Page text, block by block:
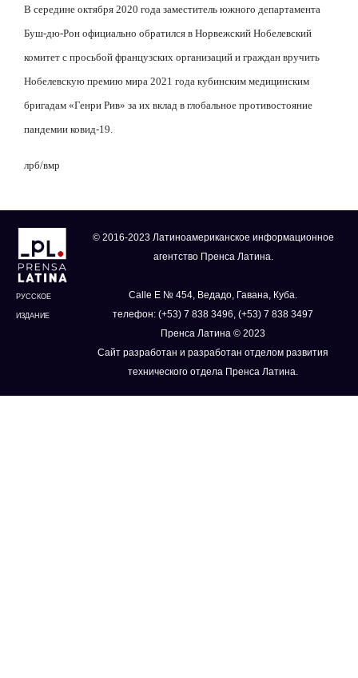
В середине октября 2020 года заместитель южного департамента
Буш-дю-Рон официально обратился в Норвежский Нобелевский
комитет с просьбой французских организаций и граждан вручить
Нобелевскую премию мира 2021 года кубинским медицинским
бригадам «Генри Рив» за их вклад в глобальное противостояние
пандемии ковид-19.
лрб/вмр
РУССКОЕ
ИЗДАНИЕ
© 2016-2023 Латиноамериканское информационное
агентство Пренса Латина.
Calle E № 454, Ведадо, Гавана, Куба.
телефон: (+53) 7 838 3496, (+53) 7 838 3497
Пренса Латина © 2023
Сайт разработан и разработан отделом развития
технического отдела Пренса Латина.